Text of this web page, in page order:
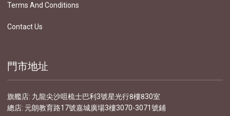
Terms And Conditions
Contact Us
門市地址
旗艦店: 九龍尖沙咀梳士巴利3號星光行8樓830室
總店: 元朗教育路17號嘉城廣場3樓3070-3071號鋪